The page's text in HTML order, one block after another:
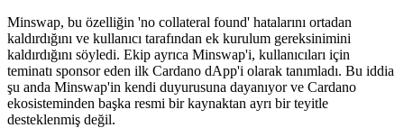
Minswap, bu özelliğin 'no collateral found' hatalarını ortadan
kaldırdığını ve kullanıcı tarafından ek kurulum gereksinimini
kaldırdığını söyledi. Ekip ayrıca Minswap'i, kullanıcıları için
teminatı sponsor eden ilk Cardano dApp'i olarak tanımladı. Bu iddia
şu anda Minswap'in kendi duyurusuna dayanıyor ve Cardano
ekosisteminden başka resmi bir kaynaktan ayrı bir teyitle
desteklenmiş değil.